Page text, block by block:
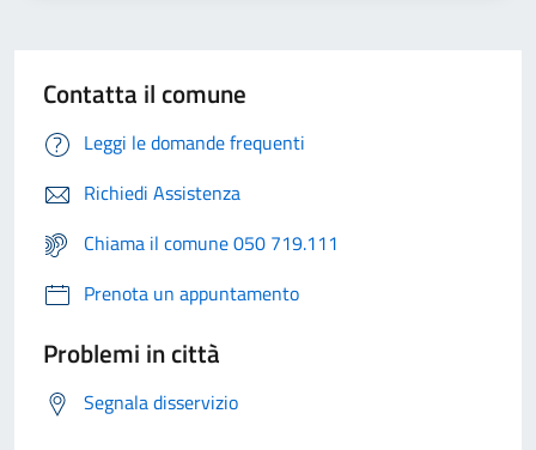
Contatta il comune
Leggi le domande frequenti
Richiedi Assistenza
Chiama il comune 050 719.111
Prenota un appuntamento
Problemi in città
Segnala disservizio